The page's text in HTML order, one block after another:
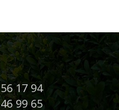
17 94
99 65